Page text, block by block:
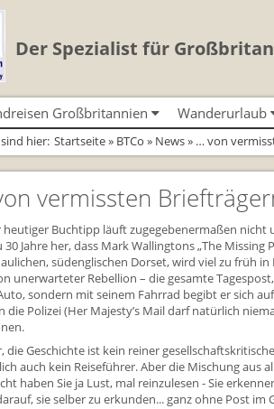
Der Spezialist für
Großbritannien
Willkommen
Busrundreisen
Cornwall
England
Schottland
Wales
Wanderurlaub
Wandertouren
in Cornwall
in Schottland
in Wales
Wandern in Cornwall
Coast Path)
Wandern in England
Wandern in Schottland
Wandern in Wales
hier: Startseite» BTCo » News» … von
vermissten
heutiger Buchtipp läuft zugegebenermaßen nicht
30 Jahre her, dass Mark Wallingtons „The
südenglischen Dorset, wird viel zu früh
unerwarteter Rebellion – die gesamte
sondern mit seinem Fahrrad begibt er sich
die Polizei (Her Majesty’s Mail darf natürlich
die Geschichte ist kein reiner
auch kein Reiseführer. Aber die Mischung aus
haben Sie ja Lust, mal reinzulesen - Sie
sie selber zu erkunden... ganz ohne Post im